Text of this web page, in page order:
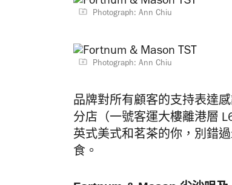
Photograph: Ann Chiu
Photograph: Ann Chiu
品牌對所有顧客的支持表達
分店（一號客運大樓離港層
英式美式和茗茶的你，別錯
食。